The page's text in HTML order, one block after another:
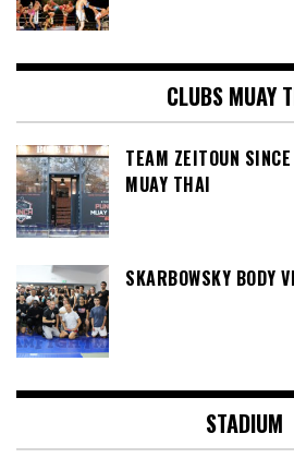
CLUBS MUAY
TEAM ZEITOUN
MUAY THAI
SKARBOWSKY BODY
STADIUM